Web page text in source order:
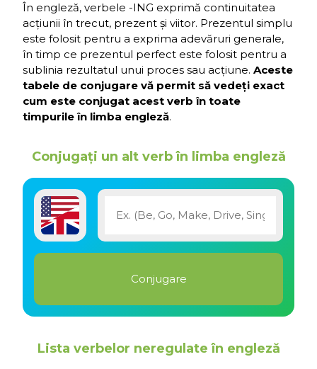
În engleză, verbele -ING exprimă continuitatea
acțiunii în trecut, prezent și viitor. Prezentul simplu
este folosit pentru a exprima adevăruri generale,
în timp ce prezentul perfect este folosit pentru a
sublinia rezultatul unui proces sau acțiune. Aceste
tabele de conjugare vă permit să vedeți exact
cum este conjugat acest verb în toate
timpurile în limba engleză.
Conjugați un alt verb în limba engleză
Lista verbelor neregulate în engleză